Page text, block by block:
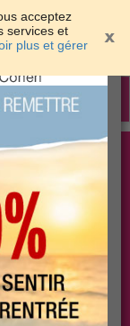
acceptez
services et
plus et gérer
et être bien
PLUS
×